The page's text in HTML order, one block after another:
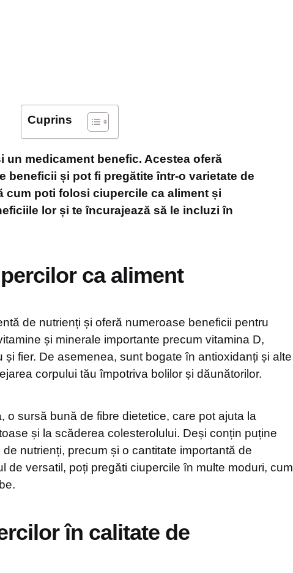
Cuprins
un medicament benefic. Acestea oferă
beneficii și pot fi pregătite într-o varietate de
cum poti folosi ciupercile ca aliment și
lor și te încurajează să le incluzi în
ca aliment
de nutrienți și oferă numeroase beneficii pentru
și minerale importante precum vitamina D,
și fier. De asemenea, sunt bogate în antioxidanți și alte
corpului tău împotriva bolilor și dăunătorilor.
o sursă bună de fibre dietetice, care pot ajuta la
și la scăderea colesterolului. Deși conțin puține
nutrienți, precum și o cantitate importantă de
de versatil, poți pregăti ciupercile în multe moduri, cum
în calitate de